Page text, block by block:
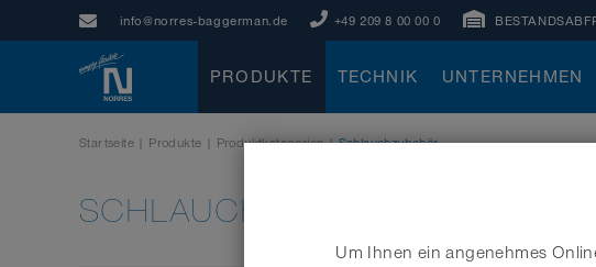
info@norres-baggerman.de +49 209 8 00 00 0
PRODUKTE TECHNIK UNTERNEHMEN
Startseite | Produkte | Produktkategorien | Schlauchzubehör
SCHLAUCHZUBEHÖR
Um Ihnen ein angenehmes